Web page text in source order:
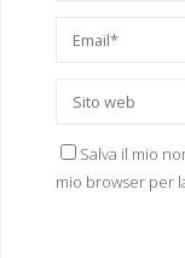
Salva il mio
mio browser per